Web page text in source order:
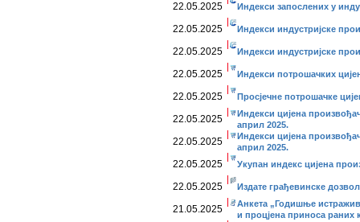
22.05.2025 Индекси запослених у
22.05.2025 Индекси индустријске
22.05.2025 Индекси индустријске
22.05.2025 Индекси потрошачких
22.05.2025 Просјечне потрошачке
22.05.2025
Индекси цијена
април 2025.
22.05.2025
Индекси цијена
април 2025.
22.05.2025 Укупан индекс цијена
22.05.2025 Издате грађевинске
21.05.2025
Анкета „Годишње
и процјена приноса раних